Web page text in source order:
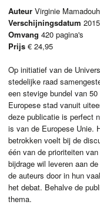
Abonneren
Contact
AuteurVirginie
Verschijningsdatum
Omvang420 pagina's
Prijs€ 24,95
Op initiatief van de
stedelijke raad
een stevige bundel van
Europese stad vanuit
deze publicatie is perfect
is van de Europese Unie.
betrokken voelt bij de
één van de prioriteiten
bijdrage wil leveren aan
de auteurs door in hun
het debat. Behalve de
thema.